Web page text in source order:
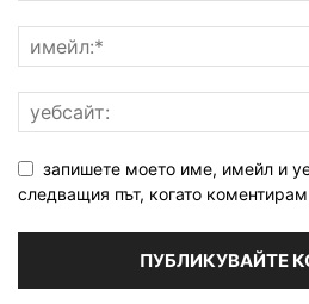
запишете моето име, имейл и
следващия път, когато